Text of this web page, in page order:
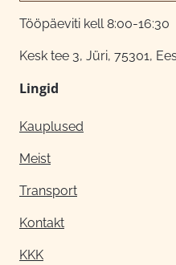
Tööpäeviti kell 8:00-16:30
Kesk tee 3, Jüri, 75301,
Lingid
Kauplused
Meist
Transport
Kontakt
KKK